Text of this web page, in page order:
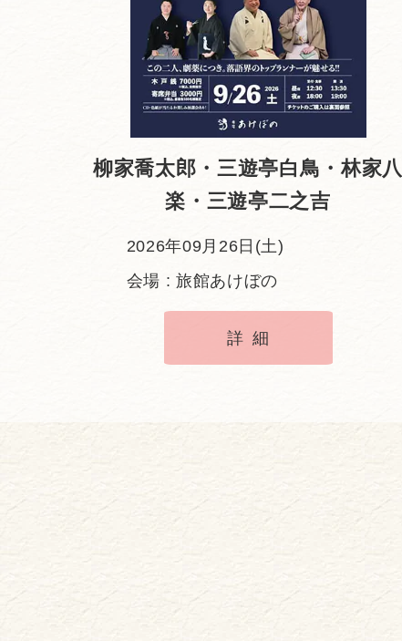
柳家喬太郎・三遊亭白鳥・林家八
楽・三遊亭二之吉
2026年09月26日(土)
会場 : 旅館あけぼの
詳細